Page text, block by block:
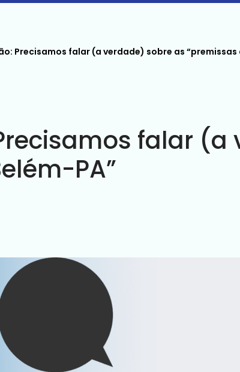
Precisamos falar (a verdade) sobre as “premissas
falar (a
PA”